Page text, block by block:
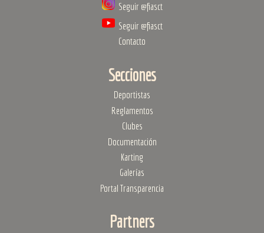
Seguir @fiasct
Seguir @fiasct
Contacto
Secciones
Deportistas
Reglamentos
Clubes
Documentación
Karting
Galerías
Portal Transparencia
Partners